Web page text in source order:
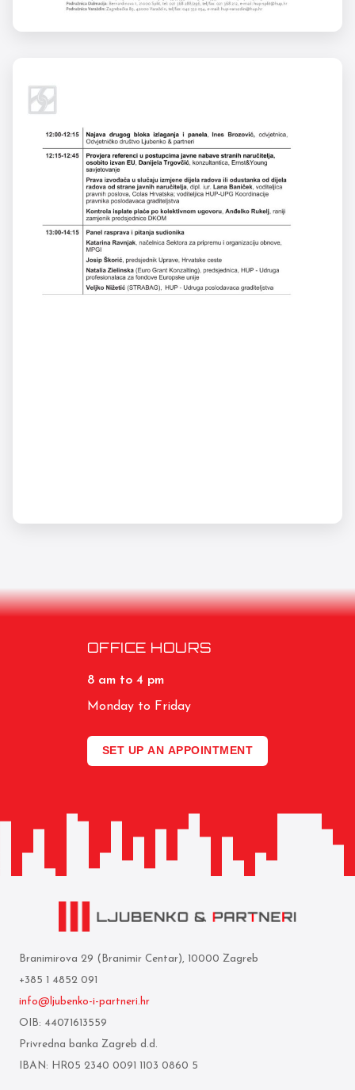
OFFICE HOURS
8 am to 4 pm
Monday to Friday
SET UP AN APPOINTMENT
Branimirova 29 (Branimir Centar), 10000 Zagreb
+385 1 4852 091
info@ljubenko-i-partneri.hr
OIB: 44071613559
Privredna banka Zagreb d.d.
IBAN: HR05 2340 0091 1103 0860 5